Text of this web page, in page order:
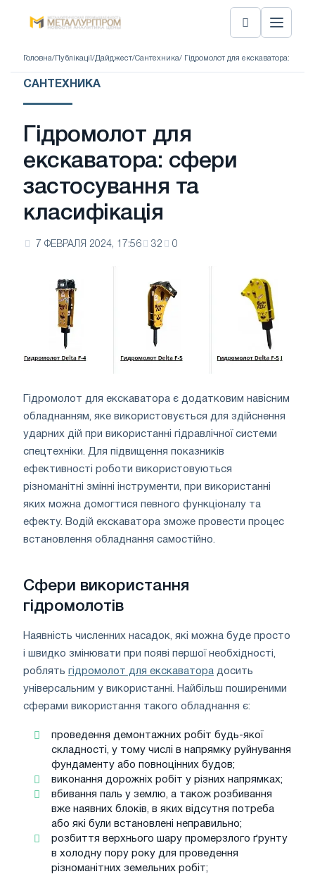
Головна/ Публікації/Дайджест/Сантехника/ Гідромолот для екскаватора:
САНТЕХНИКА
Гідромолот для
екскаватора: сфери
застосування та
класифікація
7 ФЕВРАЛЯ 2024, 17:56 32 0
Гідромолот для екскаватора є додатковим навісним
обладнанням, яке використовується для здійснення
ударних дій при використанні гідравлічної системи
спецтехніки. Для підвищення показників
ефективності роботи використовуються
різноманітні змінні інструменти, при використанні
яких можна домогтися певного функціоналу та
ефекту. Водій екскаватора зможе провести процес
встановлення обладнання самостійно.
Сфери використання
гідромолотів
Наявність численних насадок, які можна буде просто
і швидко змінювати при появі першої необхідності,
роблять гідромолот для екскаватора досить
універсальним у використанні. Найбільш поширеними
сферами використання такого обладнання є:
проведення демонтажних робіт будь-якої
складності, у тому числі в напрямку руйнування
фундаменту або повноцінних будов;
виконання дорожніх робіт у різних напрямках;
вбивання паль у землю, а також розбивання
вже наявних блоків, в яких відсутня потреба
або які були встановлені неправильно;
розбиття верхнього шару промерзлого ґрунту
в холодну пору року для проведення
різноманітних земельних робіт;